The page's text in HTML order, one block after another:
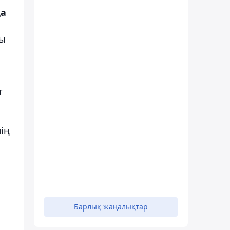
Барлық жаңалықтар